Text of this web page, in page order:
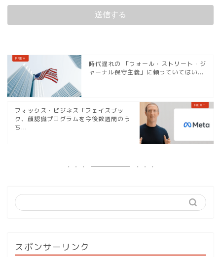
時代遅れの 「ウォール・ストリート・ジ
ャーナル保守主義」に頼っていてはい...
フォックス・ビジネス「フェイスブッ
ク、顔認識プログラムを今後数週間のう
ち...
スポンサーリンク